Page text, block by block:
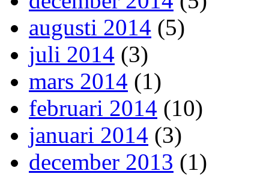
augusti 2014 (5)
juli 2014 (3)
mars 2014 (1)
februari 2014 (10)
januari 2014 (3)
december 2013 (1)